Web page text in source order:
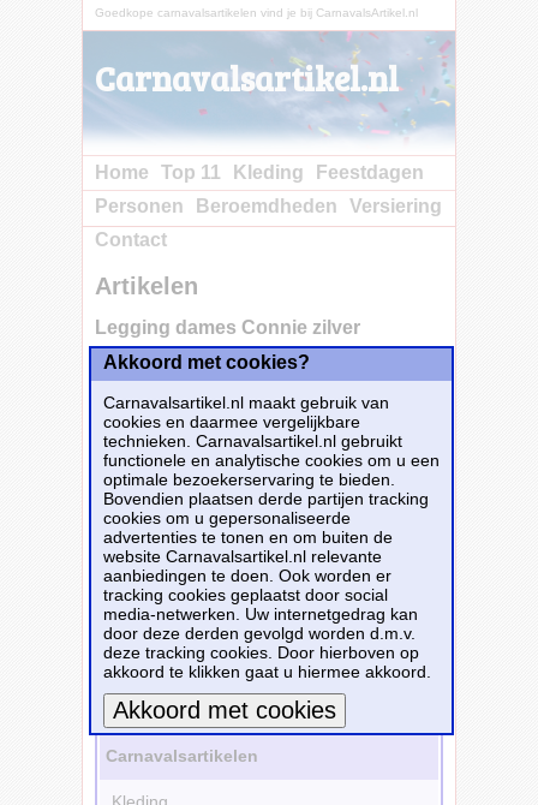
Goedkope carnavalsartikelen vind je bij CarnavalsArtikel.nl
Carnavalsartikel.nl
Home Top 11 Kleding
Feestdagen
Personen
Beroemdheden
Versiering
Contact
Artikelen
Legging dames Connie zilver
Koop nu bij
e-Carnavalskleding.nl voor slechts€ 14.25!
Dit carnavalsartikelLegging dames Connie
zilveris te bestellen bijE-Carnavalskleding.nl
voor€ 14,25 .
Bestellen
Kleding
Leggings
Doelgroepen
Vrouwen
Kleuren
Zilver
Bekijk alle carnavalsartikelen
Carnavalsartikelen
Kleding
Akkoord met cookies?
Carnavalsartikel.nl maakt gebruik van
cookies en daarmee vergelijkbare
technieken. Carnavalsartikel.nl gebruikt
functionele en analytische cookies om u een
optimale bezoekerservaring te bieden.
Bovendien plaatsen derde partijen tracking
cookies om u gepersonaliseerde
advertenties te tonen en om buiten de
website Carnavalsartikel.nl relevante
aanbiedingen te doen. Ook worden er
tracking cookies geplaatst door social
media-netwerken. Uw internetgedrag kan
door deze derden gevolgd worden d.m.v.
deze tracking cookies. Door hierboven op
akkoord te klikken gaat u hiermee akkoord.
Meer informatie